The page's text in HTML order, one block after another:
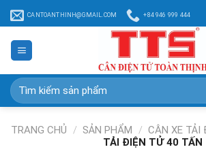
Chuyển
đến
dung
CANTOANTHINH@GMAIL.COM +84 946 999 444
Tìm
kiếm:
TRANG CHỦ / SẢN PHẨM / CÂN XE TẢI
TẢI ĐIỆN TỬ 40 TẤN